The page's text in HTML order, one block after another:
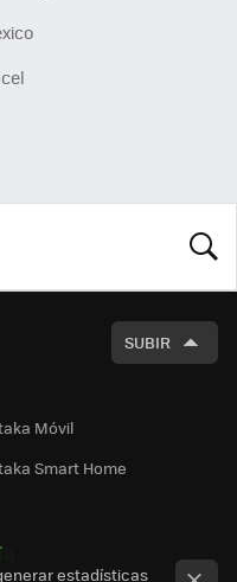
SUBIR
Móvil
Smart Home
estadísticas